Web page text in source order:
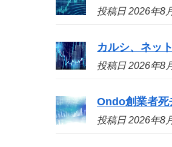
投稿日 2026年8
カルシ、ネッ
投稿日 2026年8
Ondo創業者死
投稿日 2026年8